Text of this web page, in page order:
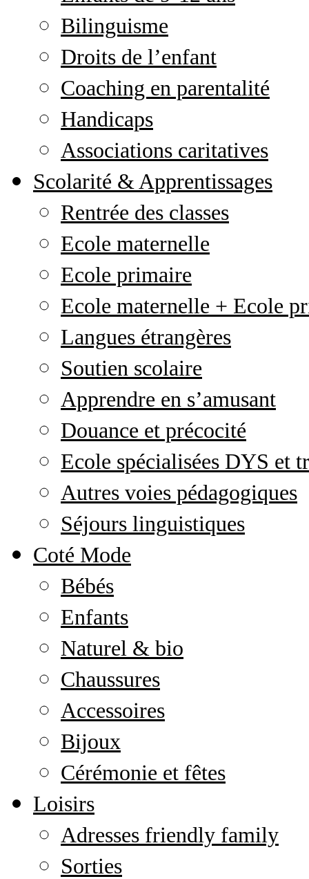
Bilinguisme
Droits de l’enfant
Coaching en parentalité
Handicaps
Associations caritatives
Scolarité & Apprentissages
Rentrée des classes
Ecole maternelle
Ecole primaire
Ecole maternelle + Ecole
Langues étrangères
Soutien scolaire
Apprendre en s’amusant
Douance et précocité
Ecole spécialisées DYS et
Autres voies pédagogiques
Séjours linguistiques
Coté Mode
Bébés
Enfants
Naturel & bio
Chaussures
Accessoires
Bijoux
Cérémonie et fêtes
Loisirs
Adresses friendly family
Sorties